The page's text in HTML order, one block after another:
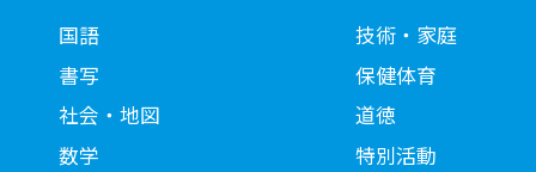
国語
書写
社会・地図
数学
技術・家庭
保健体育
道徳
特別活動